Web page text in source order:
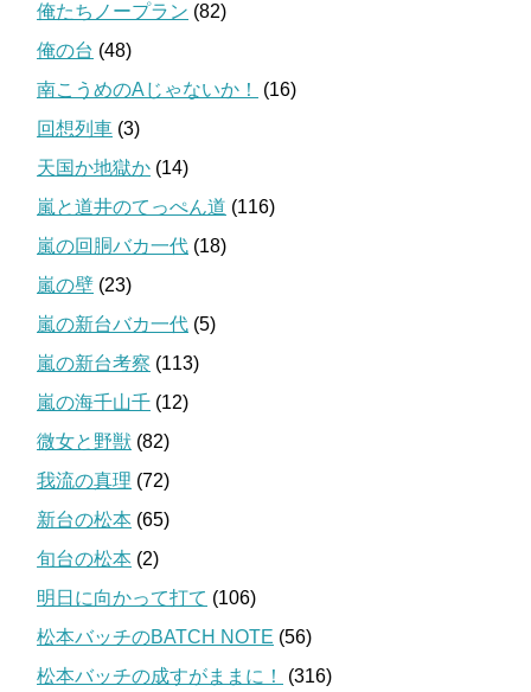
俺たちノープラン (82)
俺の台 (48)
南こうめのAじゃないか！
(16)
回想列車 (3)
天国か地獄か (14)
嵐と道井のてっぺん道 (116)
嵐の回胴バカ一代 (18)
嵐の壁 (23)
嵐の新台バカ一代 (5)
嵐の新台考察 (113)
嵐の海千山千 (12)
微女と野獣 (82)
我流の真理 (72)
新台の松本 (65)
旬台の松本 (2)
明日に向かって打て (106)
松本バッチのBATCH NOTE (56)
松本バッチの成すがままに！
(316)